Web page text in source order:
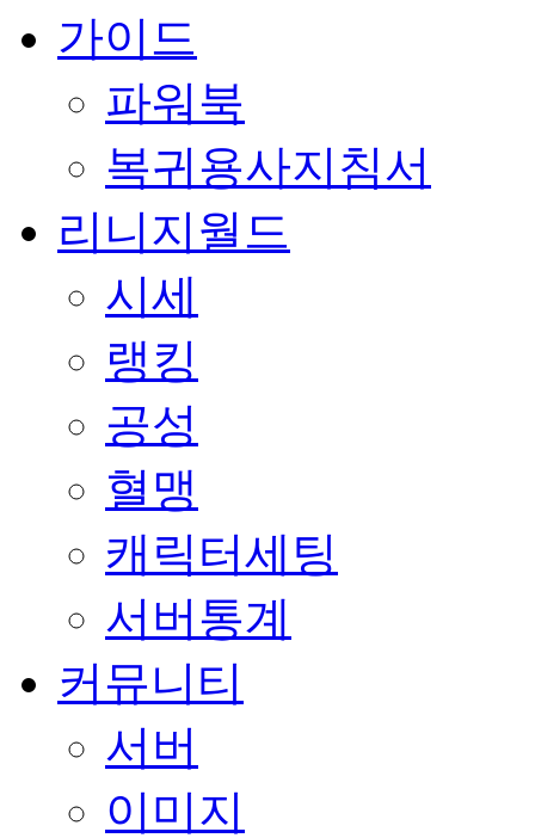
가이드
파워북
복귀용사지침서
리니지월드
시세
랭킹
공성
혈맹
캐릭터세팅
서버통계
커뮤니티
서버
이미지